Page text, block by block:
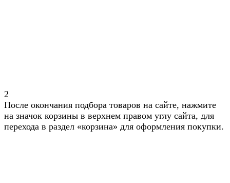
2
После окончания подбора товаров на сайте, нажмите
на значок корзины в верхнем правом углу сайта, для
перехода в раздел «корзина» для оформления покупки.